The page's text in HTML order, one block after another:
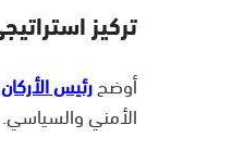
تركيز
أوضحرئيس الأركان
الأمني والسياسي.